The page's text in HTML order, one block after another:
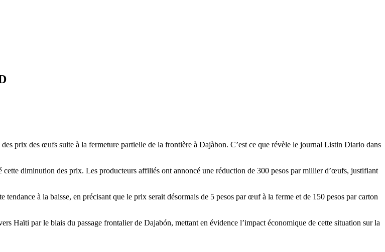
prix des œufs suite à la fermeture partielle de la frontière à Dajàbon. C’est ce que révèle le journal Listin Diario dans
diminution des prix. Les producteurs affiliés ont annoncé une réduction de 300 pesos par millier d’œufs, justifiant
à la baisse, en précisant que le prix serait désormais de 5 pesos par œuf à la ferme et de 150 pesos par carton
Haïti par le biais du passage frontalier de Dajabón, mettant en évidence l’impact économique de cette situation sur la